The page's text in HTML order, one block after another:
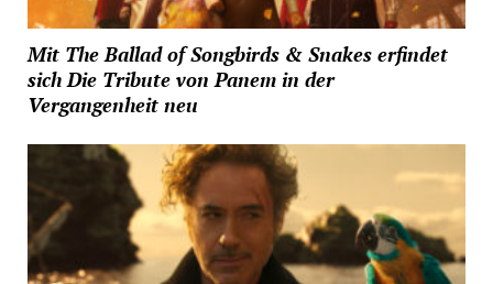
Mit The Ballad of Songbirds & Snakes erfindet
sich Die Tribute von Panem in der
Vergangenheit neu